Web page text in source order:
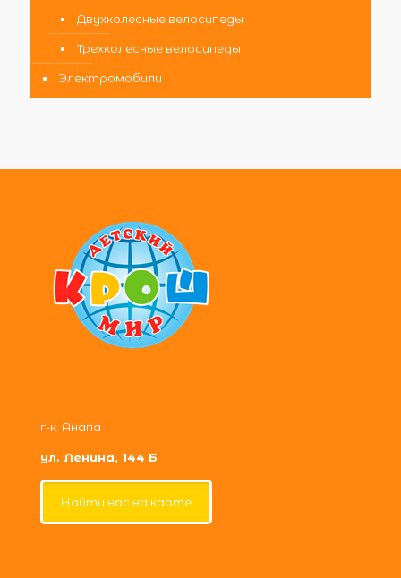
Двухколесные велосипеды
Трехколесные велосипеды
Электромобили
г-к. Анапа
ул. Ленина, 144 Б
Найти нас на карте